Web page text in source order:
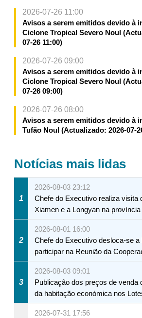
2026-07-26 11:00
Avisos a serem emitidos devido à
Ciclone Tropical Severo Noul
07-26 11:00)
2026-07-26 09:00
Avisos a serem emitidos devido à
Ciclone Tropical Severo Noul
07-26 09:00)
2026-07-26 08:00
Avisos a serem emitidos devido à
Tufão Noul (Actualizado: 2026-07-
Notícias mais lidas
1
2026-08-03 23:12
Chefe do Executivo realiza visita
Xiamen e a Longyan na província
2
2026-08-01 16:00
Chefe do Executivo desloca-se a
participar na Reunião da
Macau
3
2026-08-03 09:01
Publicação dos preços de venda
da habitação económica nos
A12 da Zona A dos Novos
2026-07-31 17:56